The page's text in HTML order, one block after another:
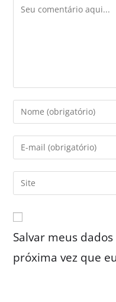
Salvar meus
próxima vez que